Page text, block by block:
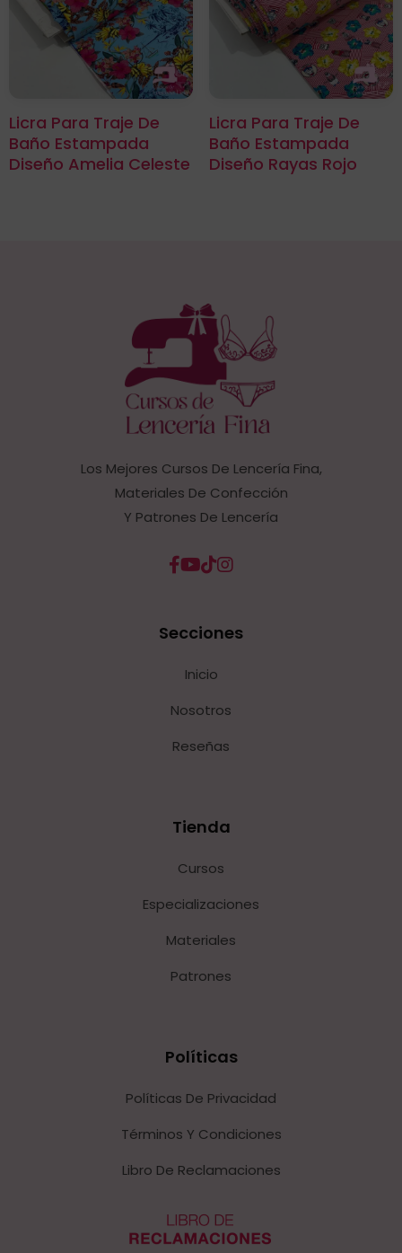
Licra Para Traje De
Baño Estampada
Diseño Amelia Celeste
Licra Para Traje De
Baño Estampada
Diseño Rayas Rojo
Los Mejores Cursos De Lencería Fina,
Materiales De Confección
Y Patrones De Lencería
Secciones
Inicio
Nosotros
Reseñas
Tienda
Cursos
Especializaciones
Materiales
Patrones
Políticas
Políticas De Privacidad
Términos Y Condiciones
Libro De Reclamaciones